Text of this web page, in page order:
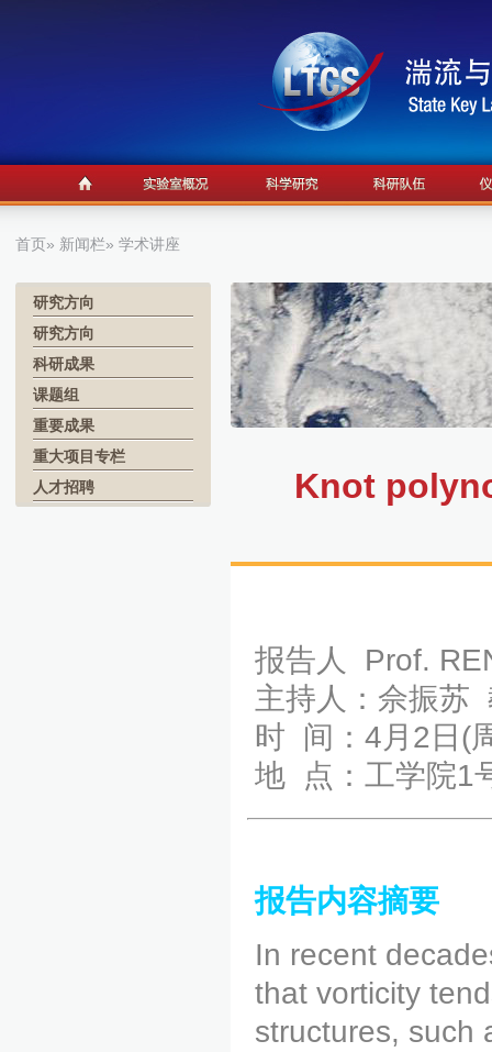
首页» 新闻栏» 学术讲座
研究方向
研究方向
科研成果
课题组
重要成果
重大项目专栏
人才招聘
Knot
报告人 Prof.
主持人：佘振苏
时 间：4月2日(
地 点：工学院1
报告内容摘要
In recent
that vorticity
structures, such